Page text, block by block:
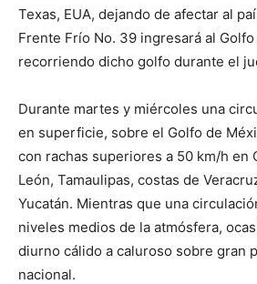
Texas, EUA, dejando de afectar al
Frente Frío No. 39 ingresará al
recorriendo dicho golfo durante el
Durante martes y miércoles una
en superficie, sobre el Golfo de
con rachas superiores a 50 km/h en
León, Tamaulipas, costas de
Yucatán. Mientras que una
niveles medios de la atmósfera,
diurno cálido a caluroso sobre gran
nacional.